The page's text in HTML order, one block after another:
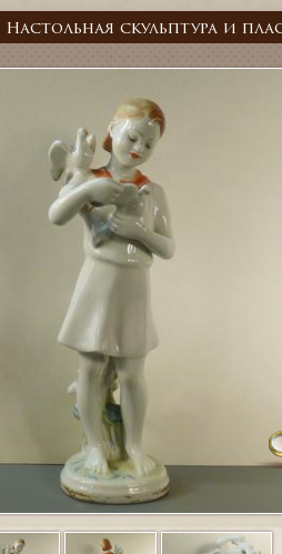
Настольная скульптура и